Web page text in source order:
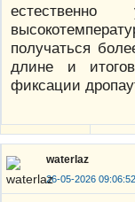
получаться
длине и
фиксации
waterlaz
26-05-2026 09:06:52